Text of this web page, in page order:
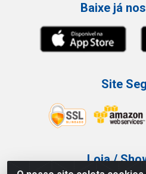
Baixe já
Site
Loja /